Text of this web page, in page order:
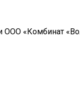
«Комбинат